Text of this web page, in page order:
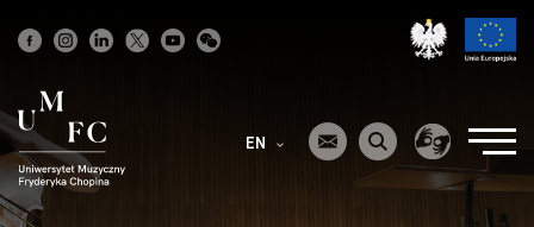
Strona
główna
EN